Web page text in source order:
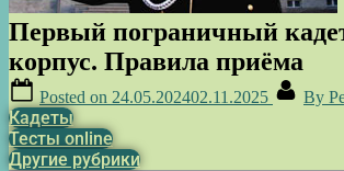
Первый пограничный
корпус. Правила приёма
Posted on 24.05.202402.11.2025 By
Кадеты
Тесты online
Другие рубрики